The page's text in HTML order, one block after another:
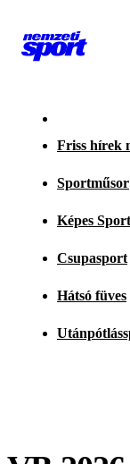
Friss hírek
Sportműsor
Képes Sport
Csupasport
Hátsó füves